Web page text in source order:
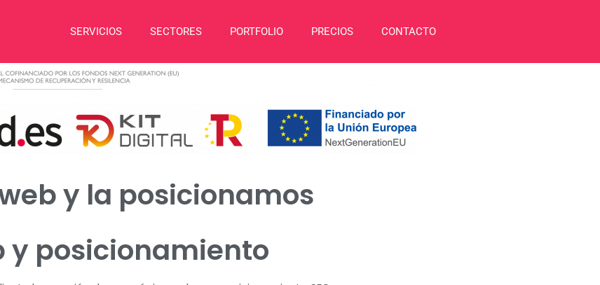
SERVICIOS SECTORES PORTFOLIO PRECIOS CONTACTO
y la posicionamos
y posicionamiento